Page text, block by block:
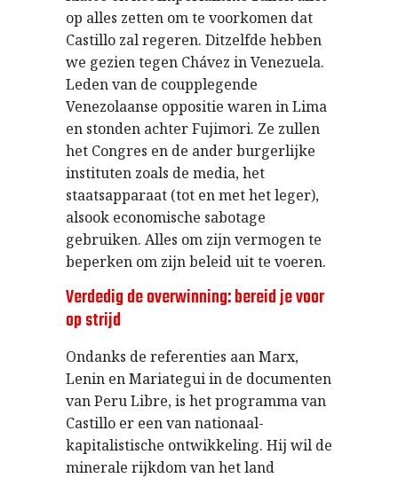
op alles zetten om te voorkomen dat
Castillo zal regeren. Ditzelfde hebben
we gezien tegen Chávez in Venezuela.
Leden van de coupplegende
Venezolaanse oppositie waren in Lima
en stonden achter Fujimori. Ze zullen
het Congres en de ander burgerlijke
instituten zoals de media, het
staatsapparaat (tot en met het leger),
alsook economische sabotage
gebruiken. Alles om zijn vermogen te
beperken om zijn beleid uit te voeren.
Verdedig de overwinning: bereid je voor
op strijd
Ondanks de referenties aan Marx,
Lenin en Mariategui in de documenten
van Peru Libre, is het programma van
Castillo er een van nationaal-
kapitalistische ontwikkeling. Hij wil de
minerale rijkdom van het land